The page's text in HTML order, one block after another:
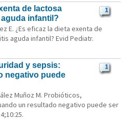
1
de lactosa
infantil?
E. ¿Es eficaz la dieta exenta de
aguda infantil? Evid Pediatr.
1
y sepsis:
negativo puede
Muñoz M. Probióticos,
un resultado negativo puede ser